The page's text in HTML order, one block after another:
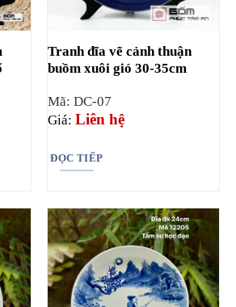
Tranh đĩa vẽ cảnh thuận
buồm xuôi gió 30-35cm
Mã: DC-07
Giá:Liên hệ
ĐỌC TIẾP